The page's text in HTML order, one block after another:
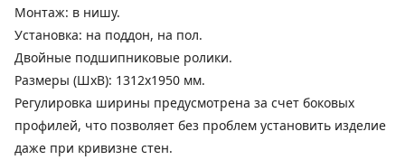
Монтаж: в нишу.
Установка: на поддон, на пол.
Двойные подшипниковые ролики.
Размеры (ШхВ): 1312х1950 мм.
Регулировка ширины предусмотрена за счет боковых
профилей, что позволяет без проблем установить изделие
даже при кривизне стен.